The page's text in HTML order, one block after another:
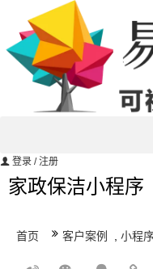
登录 / 注册
家政保洁小程序
首页 客户案例 小程